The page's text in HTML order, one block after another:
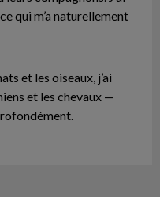
qui m’a naturellement
et les oiseaux, j’ai
et les chevaux —